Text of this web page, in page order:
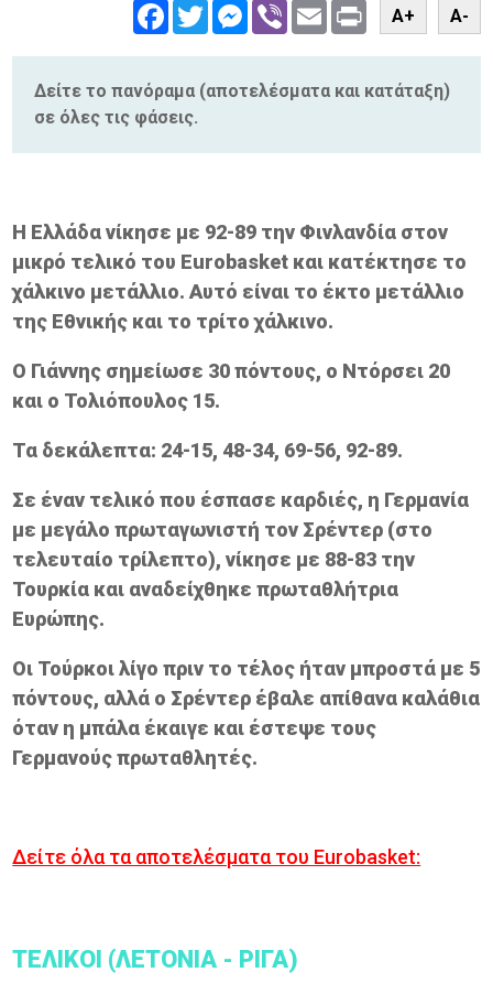
FacebookTwitterMessenger
Viber Email PrintA+ A-
Δείτε το πανόραμα (αποτελέσματα και κατάταξη)
σε όλες τις φάσεις.
Η Ελλάδα νίκησε με 92-89 την Φινλανδία στον
μικρό τελικό του Eurobasket και κατέκτησε το
χάλκινο μετάλλιο. Αυτό είναι το έκτο μετάλλιο
της Εθνικής και το τρίτο χάλκινο.
Ο Γιάννης σημείωσε 30 πόντους, ο Ντόρσει 20
και ο Τολιόπουλος 15.
Τα δεκάλεπτα: 24-15, 48-34, 69-56, 92-89.
Σε έναν τελικό που έσπασε καρδιές, η Γερμανία
με μεγάλο πρωταγωνιστή τον Σρέντερ (στο
τελευταίο τρίλεπτο), νίκησε με 88-83 την
Τουρκία και αναδείχθηκε πρωταθλήτρια
Ευρώπης.
Οι Τούρκοι λίγο πριν το τέλος ήταν μπροστά με 5
πόντους, αλλά ο Σρέντερ έβαλε απίθανα καλάθια
όταν η μπάλα έκαιγε και έστεψε τους
Γερμανούς πρωταθλητές.
Δείτε όλα τα αποτελέσματα του Eurobasket:
ΤΕΛΙΚΟΙ (ΛΕΤΟΝΙΑ - ΡΙΓΑ)